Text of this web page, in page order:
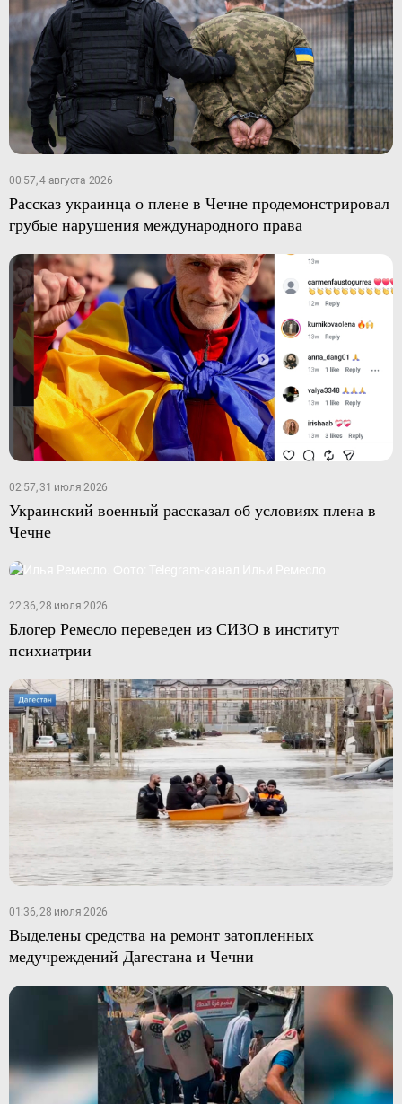
00:57, 4 августа 2026
Рассказ украинца о плене в Чечне продемонстрировал
грубые нарушения международного права
02:57, 31 июля 2026
Украинский военный рассказал об условиях плена в
Чечне
22:36, 28 июля 2026
Блогер Ремесло переведен из СИЗО в институт
психиатрии
01:36, 28 июля 2026
Выделены средства на ремонт затопленных
медучреждений Дагестана и Чечни